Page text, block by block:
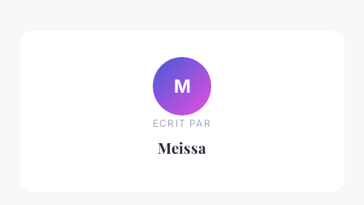
M
ECRIT PAR
Meissa